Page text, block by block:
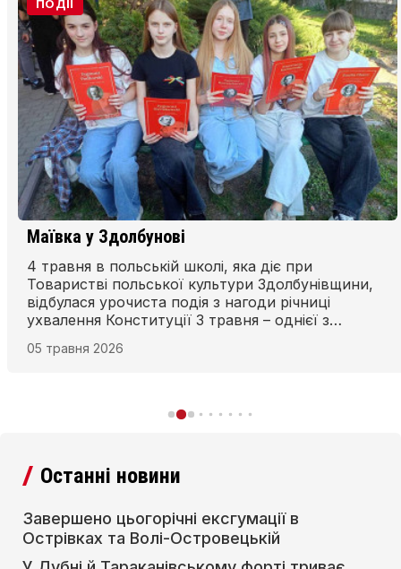
ПОДІЇ
Маївка у Здолбунові
4 травня в польській школі, яка діє при
Товаристві польської культури Здолбунівщини,
відбулася урочиста подія з нагоди річниці
ухвалення Конституції 3 травня – однієї з
зібрав учнів, учителів, батьків та запрошених
05 травня 2026
Останні новини
Завершено цьогорічні ексгумації в
Острівках та Волі-Островецькій